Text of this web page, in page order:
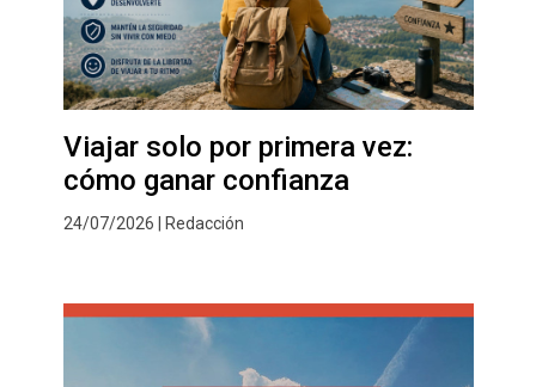
Viajar solo por primera vez:
cómo ganar confianza
24/07/2026 | Redacción